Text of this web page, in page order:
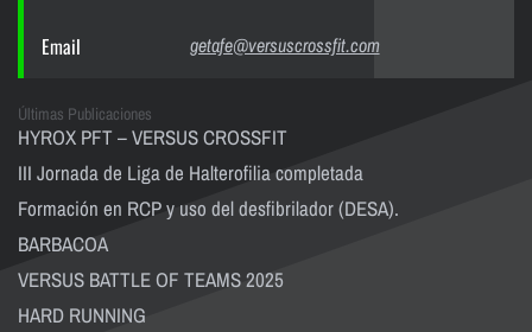
Email getafe@versuscrossfit.com
Últimas Publicaciones
HYROX PFT – VERSUS CROSSFIT
III Jornada de Liga de Halterofilia completada
Formación en RCP y uso del desfibrilador (DESA).
BARBACOA
VERSUS BATTLE OF TEAMS 2025
HARD RUNNING